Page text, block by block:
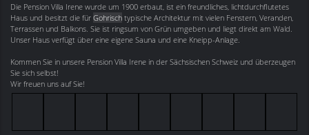
Die Pension Villa Irene wurde um 1900 erbaut, ist ein freundliches, lichtdurchflutetes
Haus und besitzt die für Gohrisch typische Architektur mit vielen Fenstern, Veranden,
Terrassen und Balkons. Sie ist ringsum von Grün umgeben und liegt direkt am Wald.
Unser Haus verfügt über eine eigene Sauna und eine Kneipp-Anlage.
Kommen Sie in unsere Pension Villa Irene in der Sächsischen Schweiz und überzeugen
Sie sich selbst!
Wir freuen uns auf Sie!